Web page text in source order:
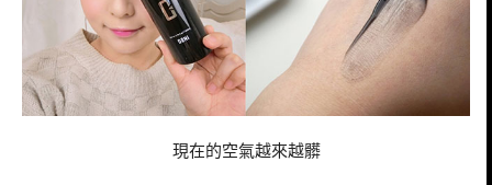
現在的空氣越來越髒